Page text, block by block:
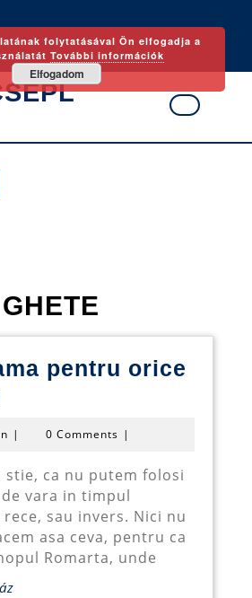
Open
GHETE
pentru orice
pentru
orice
anotimp
admin
| 0 Comments |
vara in timpul
sau invers. Nici nu
asa ceva, pentru ca
Romarta, unde
folytatásával Ön elfogadja a
További információk
Elfogadom